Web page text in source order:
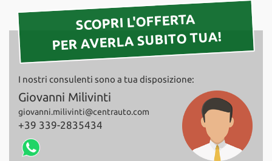
SCOPRI L'OFFERTA
PER AVERLA SUBITO TUA!
I nostri consulenti sono a tua disposizione:
Giovanni Milivinti
giovanni.milivinti@centrauto.com
+39 339-2835434
Salva
le